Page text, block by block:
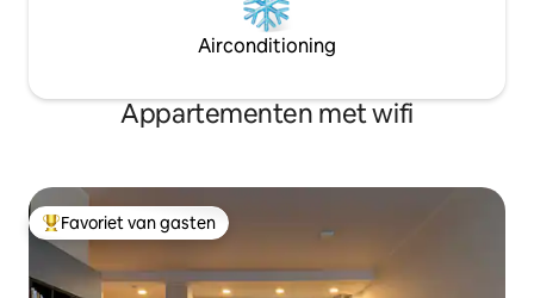
Airconditioning
Appartementen met wifi
Topfavoriet van gasten
Favoriet van gasten